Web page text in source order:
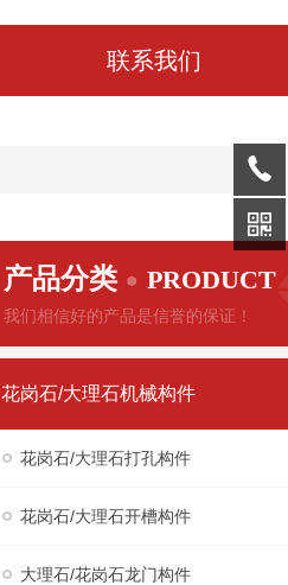
联系我们
产品分类 PRODUCT
我们相信好的产品是信誉的保证！
花岗石/大理石机械构件
花岗石/大理石打孔构件
花岗石/大理石开槽构件
大理石/花岗石龙门构件